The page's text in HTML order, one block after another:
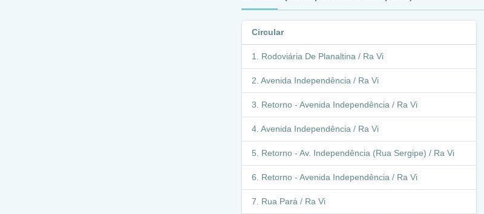
Circular
Rodoviária De Planaltina / Ra Vi
Avenida Independência / Ra Vi
Retorno - Avenida Independência / Ra Vi
Avenida Independência / Ra Vi
Retorno - Av. Independência (Rua Sergipe) / Ra Vi
Retorno - Avenida Independência / Ra Vi
Rua Pará / Ra Vi